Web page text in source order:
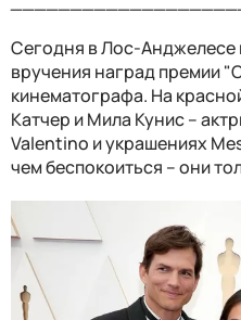
Сегодня в Лос-
вручения наград премии
кинематографа. На
Катчер и Мила Кунис –
Valentino и украшениях
чем беспокоиться – они